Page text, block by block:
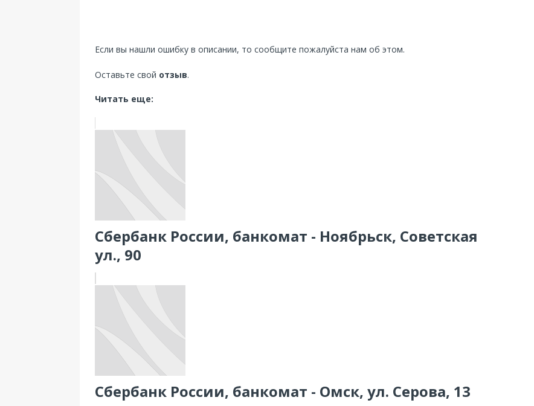
Если вы нашли ошибку в описании, то сообщите пожалуйста нам об этом.
Оставьте свой отзыв.
Читать еще:
Сбербанк России, банкомат - Ноябрьск, Советская
ул., 90
Сбербанк России, банкомат - Омск, ул. Серова, 13